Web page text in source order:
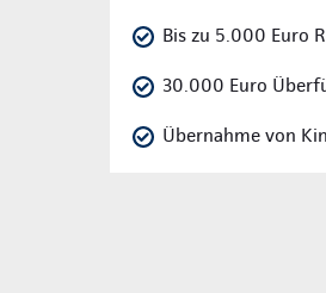
Bis zu 5.000 Euro
30.000 Euro
Übernahme von